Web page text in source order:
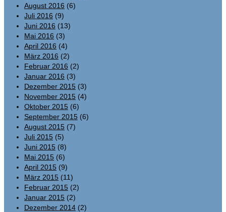
August 2016 (6)
Juli 2016 (9)
Juni 2016 (13)
Mai 2016 (3)
April 2016 (4)
März 2016 (2)
Februar 2016 (2)
Januar 2016 (3)
Dezember 2015 (3)
November 2015 (4)
Oktober 2015 (6)
September 2015 (6)
August 2015 (7)
Juli 2015 (5)
Juni 2015 (8)
Mai 2015 (6)
April 2015 (9)
März 2015 (11)
Februar 2015 (2)
Januar 2015 (2)
Dezember 2014 (2)